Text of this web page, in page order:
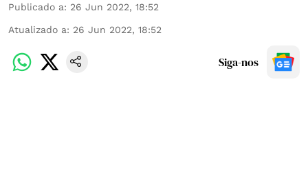
Publicado a: 26 Jun 2022, 18:52
Atualizado a: 26 Jun 2022, 18:52
Siga-nos